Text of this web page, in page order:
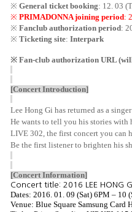
※ General ticket booking: 12. 03
※ PRIMADONNA joining period:
※ Fanclub authorization period:
※ Ticketing site: Interpark
※ Fan-club authorization URL
[Concert Introduction]
Lee Hong Gi has returned as a
He wants to tell you his stories with
LIVE 302, the first concert you can
Be the first listener to brighten his
[Concert Information]
Concert title: 2016 LEE HONG
Dates: 2016. 01. 09 (Sat) 6PM – 10
Venue: Blue Square Samsung Card